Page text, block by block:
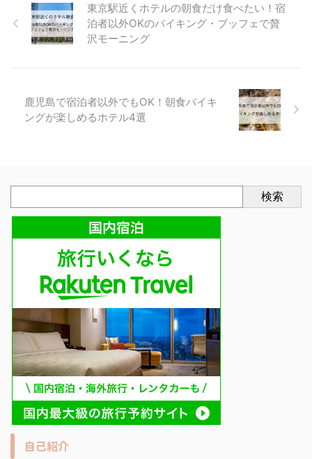
東京駅近くホテルの朝食だけ食べたい！宿
泊者以外OKのバイキング・ブッフェで贅
沢モーニング
鹿児島で宿泊者以外でもOK！朝食バイキ
ングが楽しめるホテル4選
検索
自己紹介